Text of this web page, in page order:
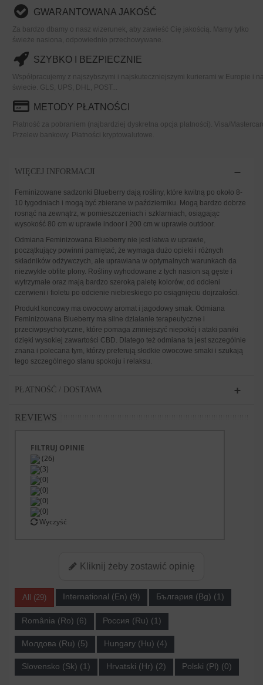
GWARANTOWANA JAKOŚĆ
Za bardzo dbamy o nasz wizerunek, aby zawieść Cię jakością. Mamy tylko
świeże nasiona, odpowiednio przechowywane.
SZYBKO I BEZPIECZNIE
Współpracujemy z najszybszymi i najskuteczniejszymi kurierami w Europie i
świecie. GLS, UPS, DHL, POST...
METODY PŁATNOŚCI
Płatność za pobraniem (najbardziej dyskretna opcja płatności). Visa/
Przelew bankowy. Płatności kryptowalutowe.
WIĘCEJ INFORMACJI
Feminizowane sadzonki Blueberry dają rośliny, które kwitną po około 8-
10 tygodniach i mogą być zbierane w październiku. Mogą bardzo dobrze
rosnąć na zewnątrz, w pomieszczeniach i szklarniach, osiągając
wysokość 80 cm w uprawie indoor i 200 cm w uprawie outdoor.
Odmiana Feminizowana Blueberry nie jest łatwa w uprawie,
początkujący powinni pamiętać, że wymaga dużo opieki i różnych
składników odżywczych, ale uprawiana w optymalnych warunkach da
niezwykle obfite plony. Rośliny wyhodowane z tych nasion są gęste i
wytrzymałe oraz mają bardzo szeroką paletę kolorów, od odcieni
czerwieni i fioletu po odcienie niebieskiego po osiągnięciu dojrzałości.
Produkt koncowy ma owocowy aromat i jagodowy smak. Odmiana
Feminizowana Blueberry ma silne działanie terapeutyczne i
przeciwpsychotyczne, które pomaga zmniejszyć niepokój i ataki paniki
dzięki wysokiej zawartości CBD. Dlatego też odmiana ta jest szczególnie
znana i polecana tym, którzy preferują słodkie owocowe smaki i szukają
tego szczególnego stanu spokoju i relaksu.
PŁATNOŚĆ / DOSTAWA
REVIEWS
FILTRUJ OPINIE
(26)
(3)
(0)
(0)
(0)
(0)
Wyczyść
Kliknij żeby zostawić opinię
All (29) International (En) (9) България (Bg) (1)
România (Ro) (6) Россия (Ru) (1)
Молдова (Ru) (5) Hungary (Hu) (4)
Slovensko (Sk) (1) Hrvatski (Hr) (2) Polski (Pl) (0)